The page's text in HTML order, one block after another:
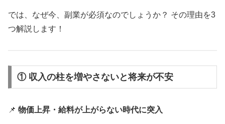
では、なぜ今、副業が必須なのでしょうか？ その理由を3
つ解説します！
① 収入の柱を増やさないと将来が不安
📌 物価上昇・給料が上がらない時代に突入